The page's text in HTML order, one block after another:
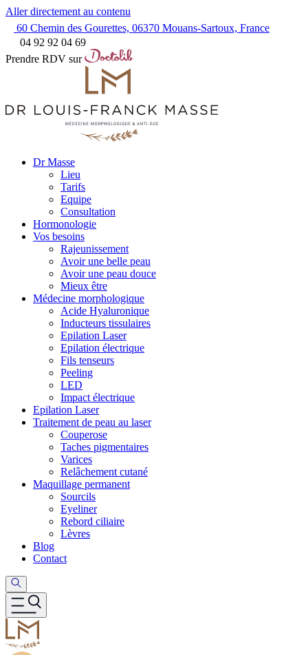
Aller directement au contenu
60 Chemin des Gourettes, 06370 Mouans-Sartoux, France
04 92 92 04 69
Prendre RDV sur
Dr Masse
Lieu
Tarifs
Equipe
Consultation
Hormonologie
Vos besoins
Rajeunissement
Avoir une belle peau
Avoir une peau douce
Mieux être
Médecine morphologique
Acide Hyaluronique
Inducteurs tissulaires
Epilation Laser
Epilation électrique
Fils tenseurs
Peeling
LED
Impact électrique
Epilation Laser
Traitement de peau au laser
Couperose
Taches pigmentaires
Varices
Relâchement cutané
Maquillage permanent
Sourcils
Eyeliner
Rebord ciliaire
Lèvres
Blog
Contact